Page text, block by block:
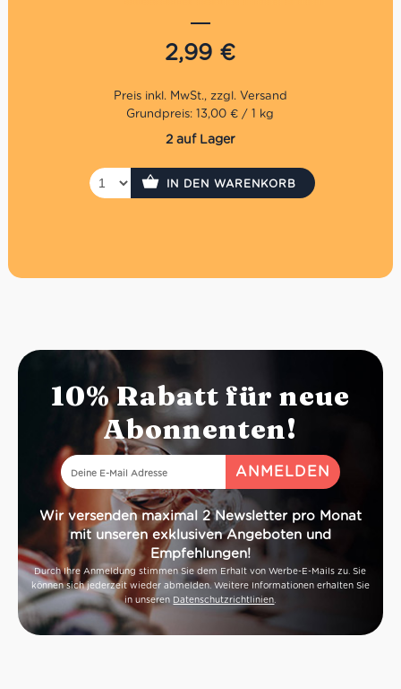
2,99 €
Grundpreis: 13,00 € / 1 kg
2 auf Lager
IN DEN WARENKORB
10% Rabatt für neue
Abonnenten!
Wir versenden maximal 2 Newsletter pro Monat
mit unseren exklusiven Angeboten und
Empfehlungen!
Durch Ihre Anmeldung stimmen Sie dem Erhalt von Werbe-E-Mails zu. Sie
können sich jederzeit wieder abmelden. Weitere Informationen erhalten Sie
in unseren Datenschutzrichtlinien